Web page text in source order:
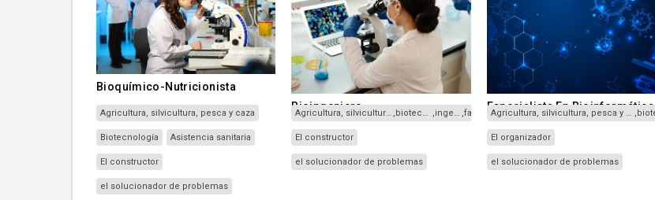
Bioquímico-Nutricionista
Agricultura, silvicultura, pesca y caza
Biotecnología Asistencia sanitaria
El constructor
el solucionador de problemas
Bioingeniero
fabricación.
El constructor
el solucionador de problemas
Especialista En Bioinformática
El organizador
el solucionador de problemas